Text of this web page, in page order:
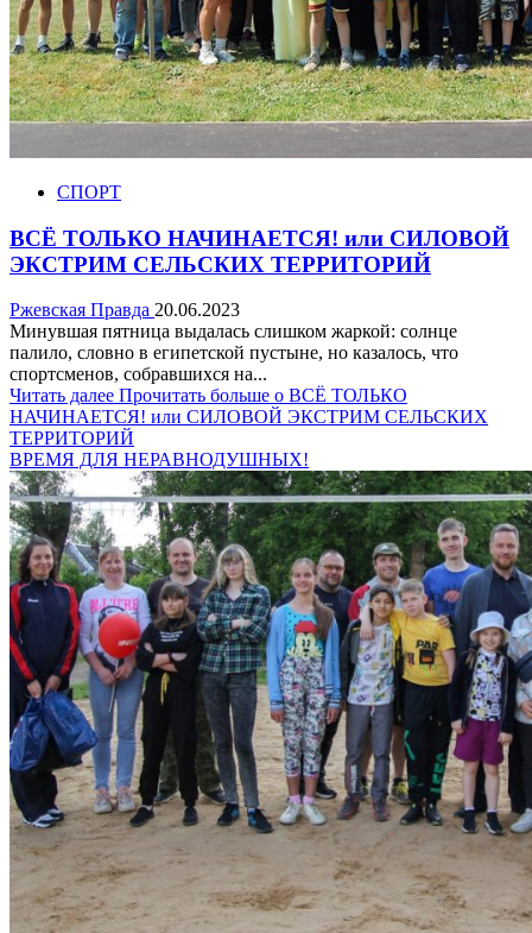
СПОРТ
ВСЁ ТОЛЬКО НАЧИНАЕТСЯ! или СИЛОВОЙ
ЭКСТРИМ СЕЛЬСКИХ ТЕРРИТОРИЙ
Ржевская Правда 20.06.2023
Минувшая пятница выдалась слишком жаркой: солнце
палило, словно в египетской пустыне, но казалось, что
спортсменов, собравшихся на...
Читать далее Прочитать больше о ВСЁ ТОЛЬКО
НАЧИНАЕТСЯ! или СИЛОВОЙ ЭКСТРИМ СЕЛЬСКИХ
ТЕРРИТОРИЙ
ВРЕМЯ ДЛЯ НЕРАВНОДУШНЫХ!